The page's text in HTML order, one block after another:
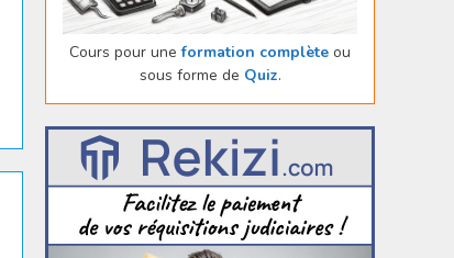
Cours pour uneformation complète ou
sous forme de Quiz.